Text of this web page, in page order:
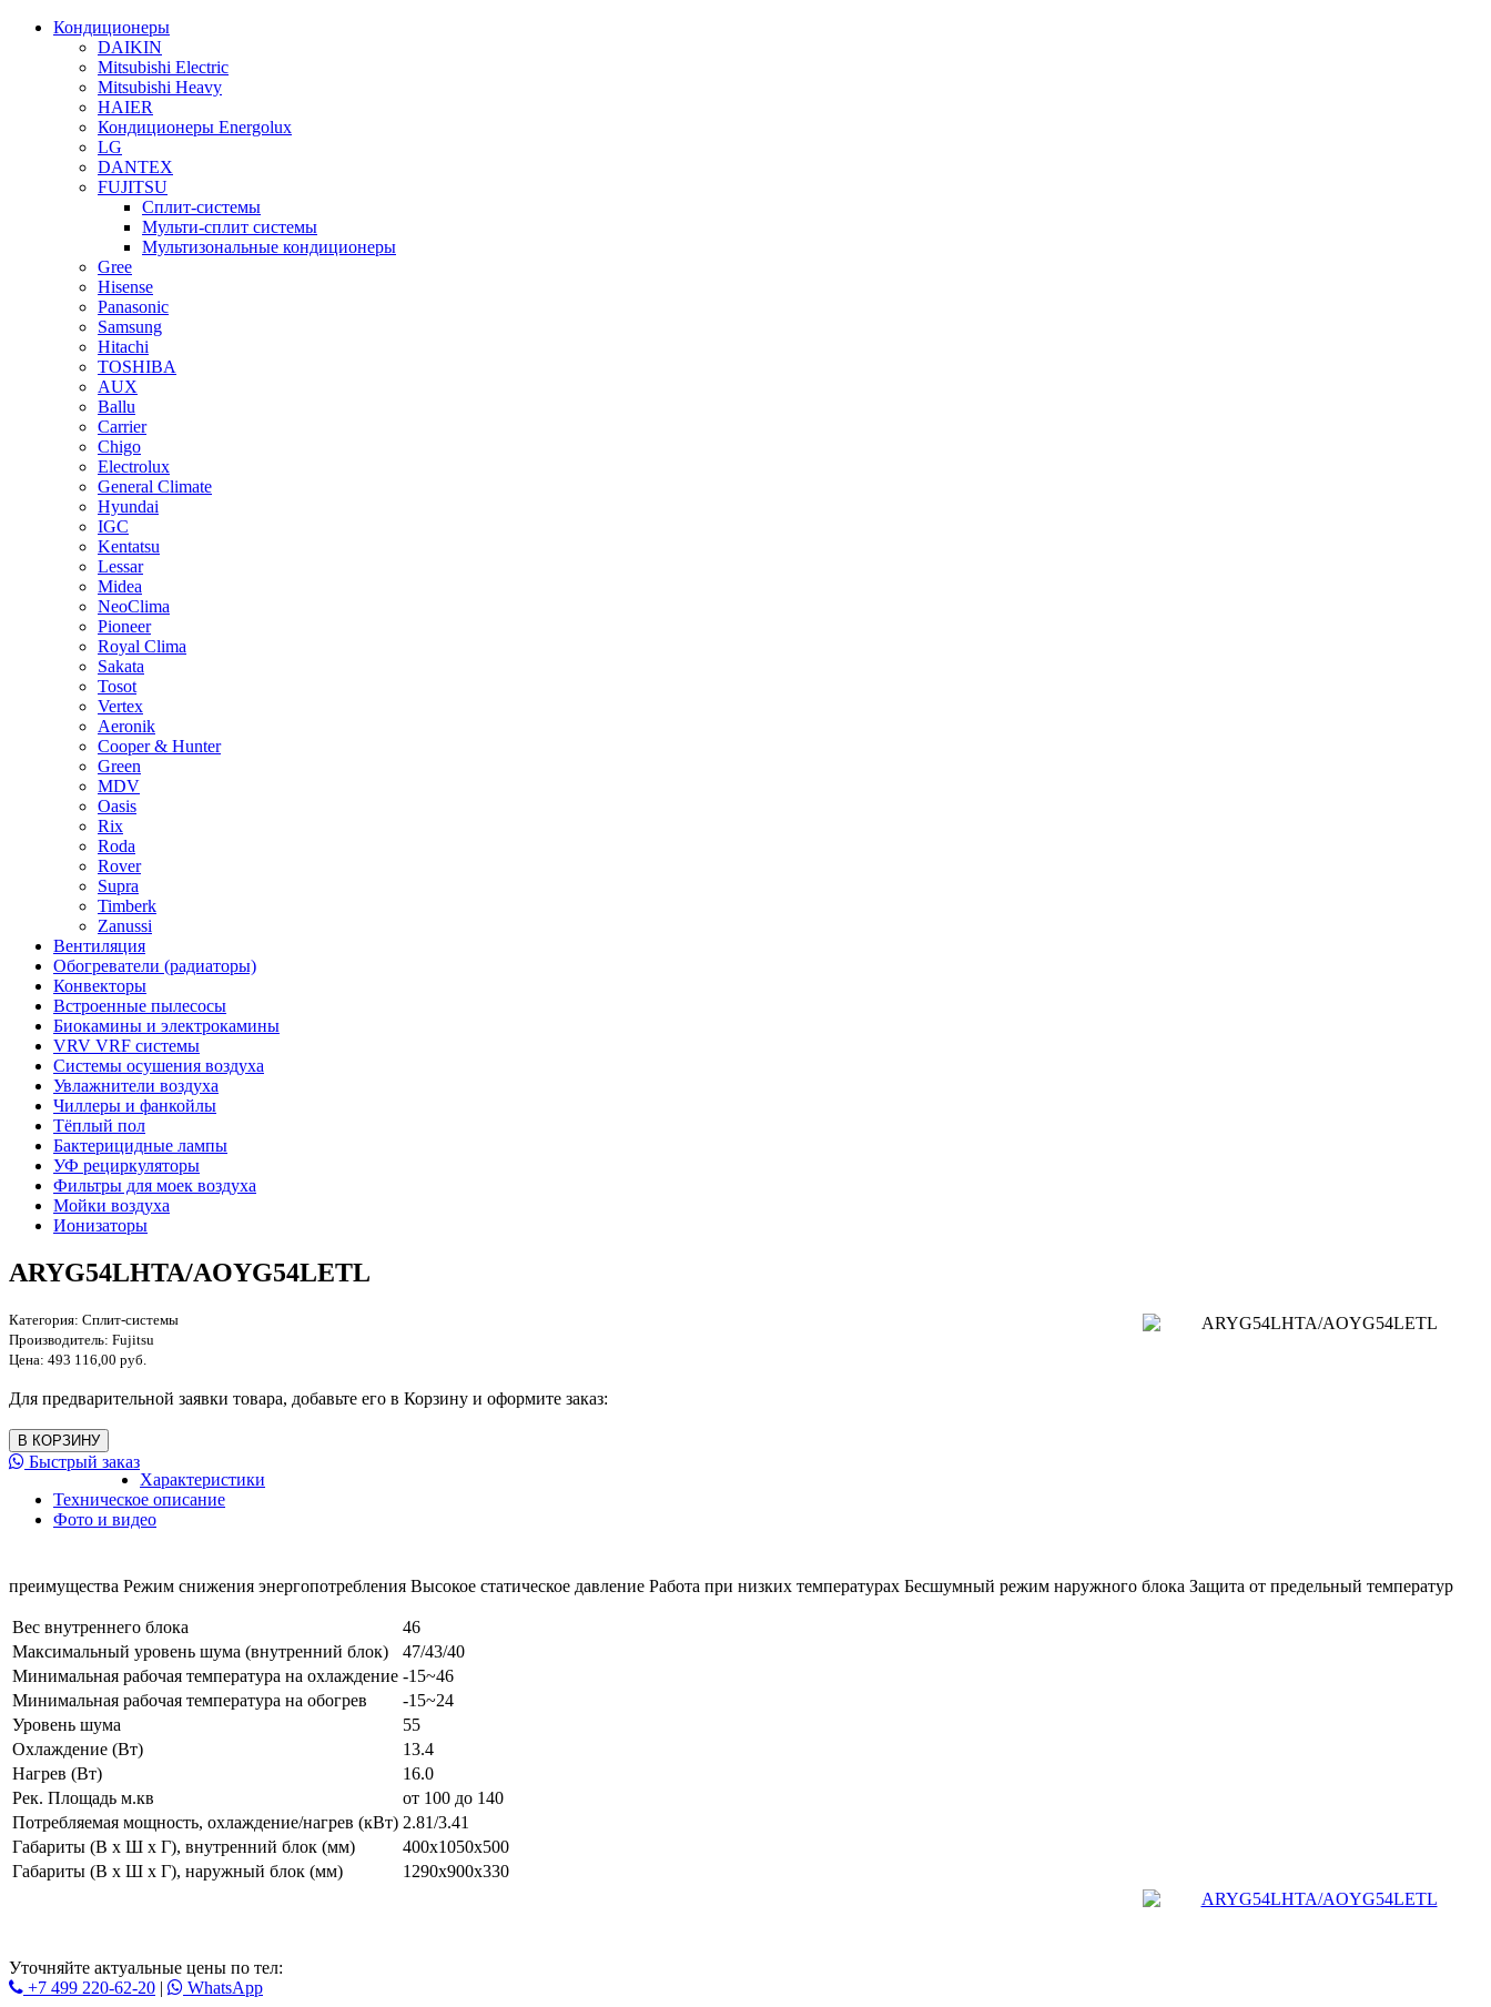
Кондиционеры
DAIKIN
Mitsubishi Electric
Mitsubishi Heavy
HAIER
Кондиционеры Energolux
LG
DANTEX
FUJITSU
Сплит-системы
Мульти-сплит системы
Мультизональные кондиционеры
Gree
Hisense
Panasonic
Samsung
Hitachi
TOSHIBA
AUX
Ballu
Carrier
Chigo
Electrolux
General Climate
Hyundai
IGC
Kentatsu
Lessar
Midea
NeoClima
Pioneer
Royal Clima
Sakata
Tosot
Vertex
Aeronik
Cooper & Hunter
Green
MDV
Oasis
Rix
Roda
Rover
Supra
Timberk
Zanussi
Вентиляция
Обогреватели (радиаторы)
Конвекторы
Встроенные пылесосы
Биокамины и электрокамины
VRV VRF системы
Системы осушения воздуха
Увлажнители воздуха
Чиллеры и фанкойлы
Тёплый пол
Бактерицидные лампы
УФ рециркуляторы
Фильтры для моек воздуха
Мойки воздуха
Ионизаторы
ARYG54LHTA/AOYG54LETL
Категория: Сплит-системы
Производитель: Fujitsu
Цена: 493 116,00 руб.
Для предварительной заявки товара, добавьте его в Корзину и оформите заказ:
Быстрый заказ
Характеристики
Техническое описание
Фото и видео
преимущества Режим снижения энергопотребления Высокое статическое давление Работа при низких температурах Бесшумный режим наружного блока Защита от предельный температур
Вес внутреннего блока
46
Максимальный уровень шума (внутренний блок)
47/43/40
Минимальная рабочая температура на охлаждение -15~46
Минимальная рабочая температура на обогрев
-15~24
Уровень шума
55
Охлаждение (Вт)
13.4
Нагрев (Вт)
16.0
Рек. Площадь м.кв
от 100 до 140
Потребляемая мощность, охлаждение/нагрев (кВт) 2.81/3.41
Габариты (В x Ш x Г), внутренний блок (мм)
400x1050x500
Габариты (В x Ш x Г), наружный блок (мм)
1290x900x330
Уточняйте актуальные цены по тел:
+7 499 220-62-20 | WhatsАpp